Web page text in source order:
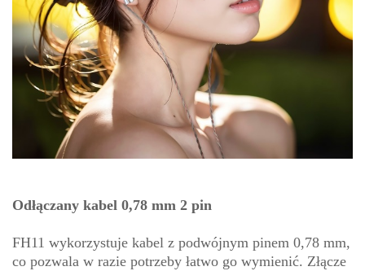
Odłączany kabel 0,78 mm 2 pin
FH11 wykorzystuje kabel z podwójnym pinem 0,78 mm,
co pozwala w razie potrzeby łatwo go wymienić. Złącze